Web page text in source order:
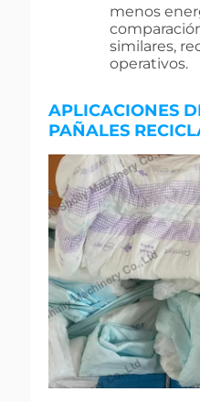
menos
similares,
operativos.
APLICACIONES
PAÑALES